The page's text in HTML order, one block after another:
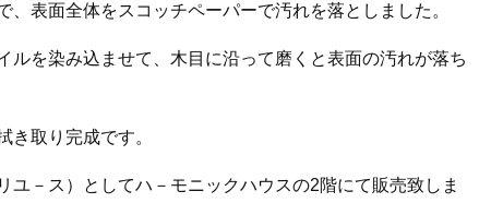
、表面全体をスコッチペーパーで汚れを落としました。
ルを染み込ませて、木目に沿って磨くと表面の汚れが落ち
き取り完成です。
ユ－ス）としてハ－モニックハウスの2階にて販売致しま